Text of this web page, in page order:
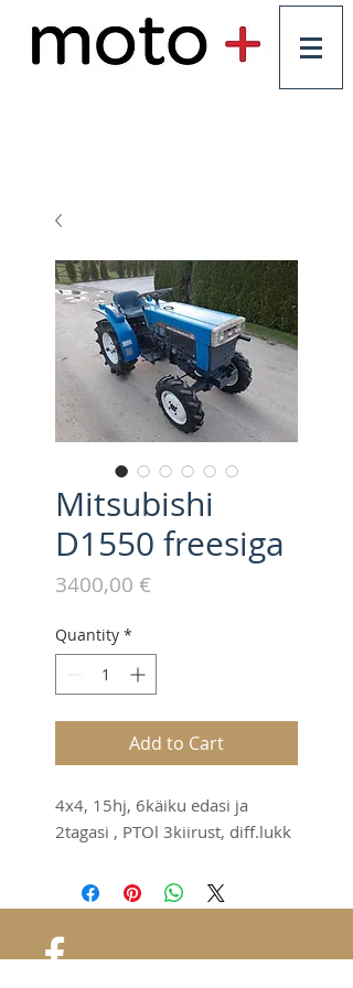
Mitsubishi
D1550 freesiga
3400,00 €Price
Quantity *
Add to Cart
4x4, 15hj, 6käiku edasi ja
2tagasi , PTOl 3kiirust, diff.lukk